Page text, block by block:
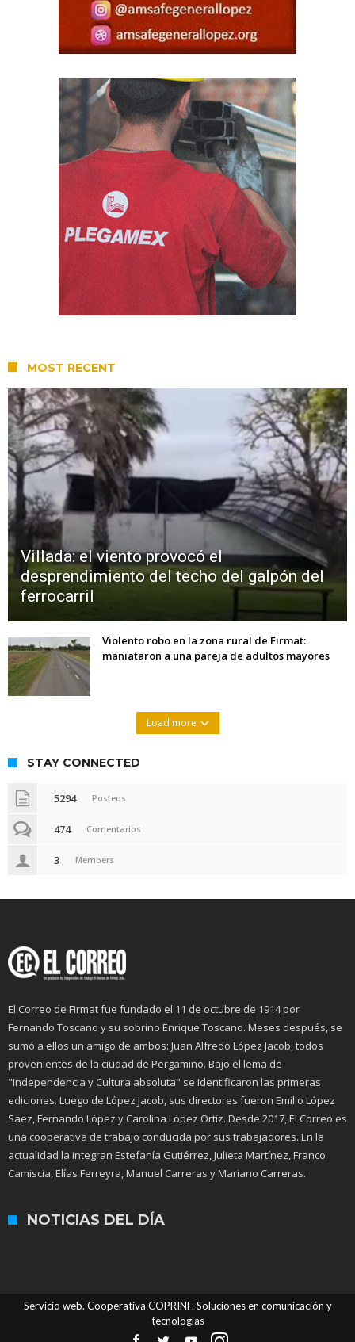
MOST RECENT
Villada: el viento provocó el
desprendimiento del techo del galpón del
ferrocarril
Violento robo en la zona rural de Firmat:
maniataron a una pareja de adultos mayores
Load more
STAY CONNECTED
5294 Posteos
474 Comentarios
3 Members
El Correo de Firmat fue fundado el 11 de octubre de 1914 por
Fernando Toscano y su sobrino Enrique Toscano. Meses después, se
sumó a ellos un amigo de ambos: Juan Alfredo López Jacob, todos
provenientes de la ciudad de Pergamino. Bajo el lema de
"Independencia y Cultura absoluta" se identificaron las primeras
ediciones. Luego de López Jacob, sus directores fueron Emilio López
Saez, Fernando López y Carolina López Ortiz. Desde 2017, El Correo es
una cooperativa de trabajo conducida por sus trabajadores. En la
actualidad la integran Estefanía Gutiérrez, Julieta Martínez, Franco
Camiscia, Elías Ferreyra, Manuel Carreras y Mariano Carreras.
NOTICIAS DEL DÍA
Servicio web. Cooperativa COPRINF. Soluciones en comunicación y
tecnologías